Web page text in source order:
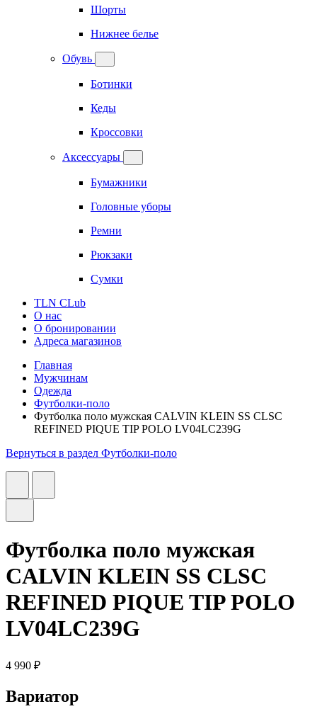
Шорты
Нижнее белье
Обувь
Ботинки
Кеды
Кроссовки
Аксессуары
Бумажники
Головные уборы
Ремни
Рюкзаки
Сумки
TLN CLub
О нас
О бронировании
Адреса магазинов
Главная
Мужчинам
Одежда
Футболки-поло
Футболка поло мужская CALVIN KLEIN SS CLSC
REFINED PIQUE TIP POLO LV04LC239G
Вернуться в раздел Футболки-поло
Футболка поло мужская
CALVIN KLEIN SS CLSC
REFINED PIQUE TIP POLO
LV04LC239G
4 990 ₽
Вариатор